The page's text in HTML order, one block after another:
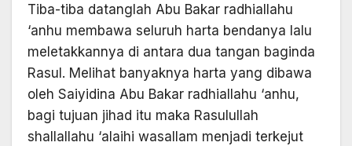
Tiba-tiba datanglah Abu Bakar radhiallahu
‘anhu membawa seluruh harta bendanya lalu
meletakkannya di antara dua tangan baginda
Rasul. Melihat banyaknya harta yang dibawa
oleh Saiyidina Abu Bakar radhiallahu ‘anhu,
bagi tujuan jihad itu maka Rasulullah
shallallahu ‘alaihi wasallam menjadi terkejut